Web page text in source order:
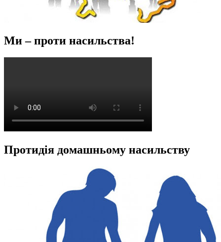
Ми – проти насильства!
Протидія домашньому насильству